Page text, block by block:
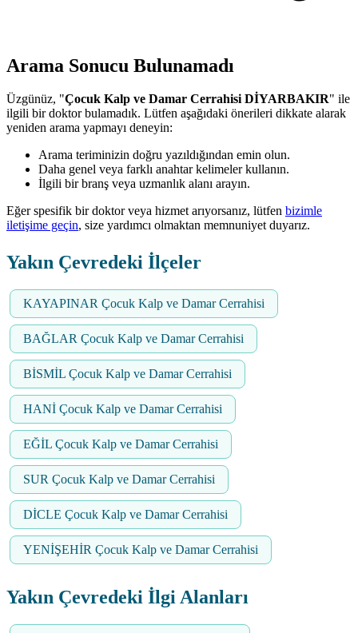
Arama Sonucu Bulunamadı
Üzgünüz, "Çocuk Kalp ve Damar Cerrahisi DİYARBAKIR" ile
ilgili bir doktor bulamadık. Lütfen aşağıdaki önerileri dikkate alarak
yeniden arama yapmayı deneyin:
Arama teriminizin doğru yazıldığından emin olun.
Daha genel veya farklı anahtar kelimeler kullanın.
İlgili bir branş veya uzmanlık alanı arayın.
Eğer spesifik bir doktor veya hizmet arıyorsanız, lütfen bizimle
iletişime geçin, size yardımcı olmaktan memnuniyet duyarız.
Yakın Çevredeki İlçeler
KAYAPINAR Çocuk Kalp ve Damar Cerrahisi
BAĞLAR Çocuk Kalp ve Damar Cerrahisi
BİSMİL Çocuk Kalp ve Damar Cerrahisi
HANİ Çocuk Kalp ve Damar Cerrahisi
EĞİL Çocuk Kalp ve Damar Cerrahisi
SUR Çocuk Kalp ve Damar Cerrahisi
DİCLE Çocuk Kalp ve Damar Cerrahisi
YENİŞEHİR Çocuk Kalp ve Damar Cerrahisi
Yakın Çevredeki İlgi Alanları